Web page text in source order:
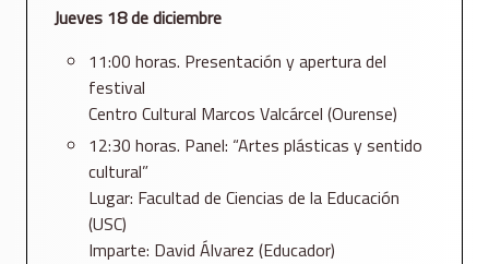
Jueves 18 de diciembre
11:00 horas. Presentación y apertura del
festival
Centro Cultural Marcos Valcárcel (Ourense)
12:30 horas. Panel: “Artes plásticas y sentido
cultural”
Lugar: Facultad de Ciencias de la Educación
(USC)
Imparte: David Álvarez (Educador)